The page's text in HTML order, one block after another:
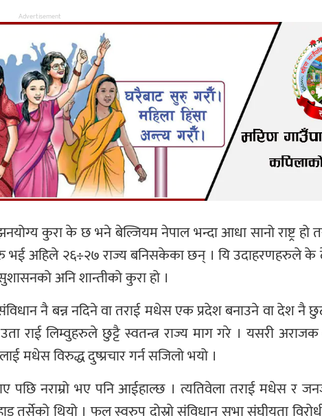
Advertisement
कुरा के छ भने बेल्जियम नेपाल भन्दा आधा सानो राष्ट्र हो
अहिले २६÷२७ राज्य बनिसकेका छन् । यि उदाहरणहरुले
अनि शान्तीको कुरा हो ।
नै बन्न नदिने वा तराई मधेस एक प्रदेश बनाउने वा देश नै
राई लिम्वुहरुले छुट्टै स्वतन्त्र राज्य माग गरे । यसरी
विरुद्ध दुष्प्रचार गर्न सजिलो भयो ।
पछि नराम्रो भए पनि आईहाल्छ । त्यतिवेला तराई मधेस र